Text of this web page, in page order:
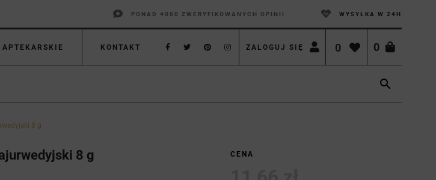
PONAD 4000 ZWERYFIKOWANYCH OPINII WYSYŁKA W 24H
APTEKARSKIE KONTAKT 0
ZALOGUJ SIĘ 0

8 g
8 g CENA